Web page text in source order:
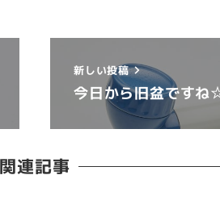
新しい投稿
今日から旧盆です
関連記事